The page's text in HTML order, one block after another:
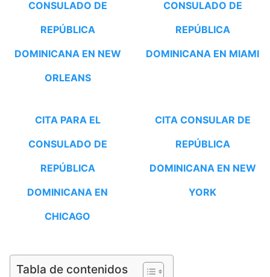
CONSULADO DE
REPÚBLICA
DOMINICANA EN NEW
ORLEANS
CONSULADO DE
REPÚBLICA
DOMINICANA EN MIAMI
CITA PARA EL
CONSULADO DE
REPÚBLICA
DOMINICANA EN
CHICAGO
CITA CONSULAR DE
REPÚBLICA
DOMINICANA EN NEW
YORK
Tabla de contenidos